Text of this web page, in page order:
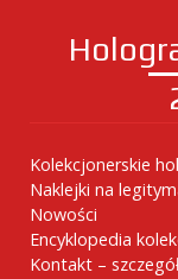
Kolekcjonerskie
Naklejki na
Nowości
Encyklopedia
Kontakt –